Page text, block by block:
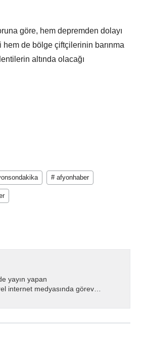
göre, hem depremden dolayı
hem de bölge çiftçilerinin barınma
altında olacağı
# afyonhaber
yayın yapan
internet medyasında görev